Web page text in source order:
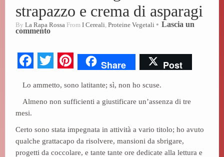
strapazzo e crema di asparagi
By La Rapa Rossa From I Cereali, Proteine Vegetali Lascia un
commento
Fa
bo
ok
T
tte
r
Pi
er
es
t
Share Post
Lo ammetto, sono latitante; sì, non ho scuse.
Almeno non sufficienti a giustificare un’assenza di tre
mesi.
Certo sono stata impegnata in attività a vario titolo; ho avuto
qualche grattacapo da risolvere, mansioni da sbrigare,
progetti da coccolare, e tante tante ore dedicate alla lettura e